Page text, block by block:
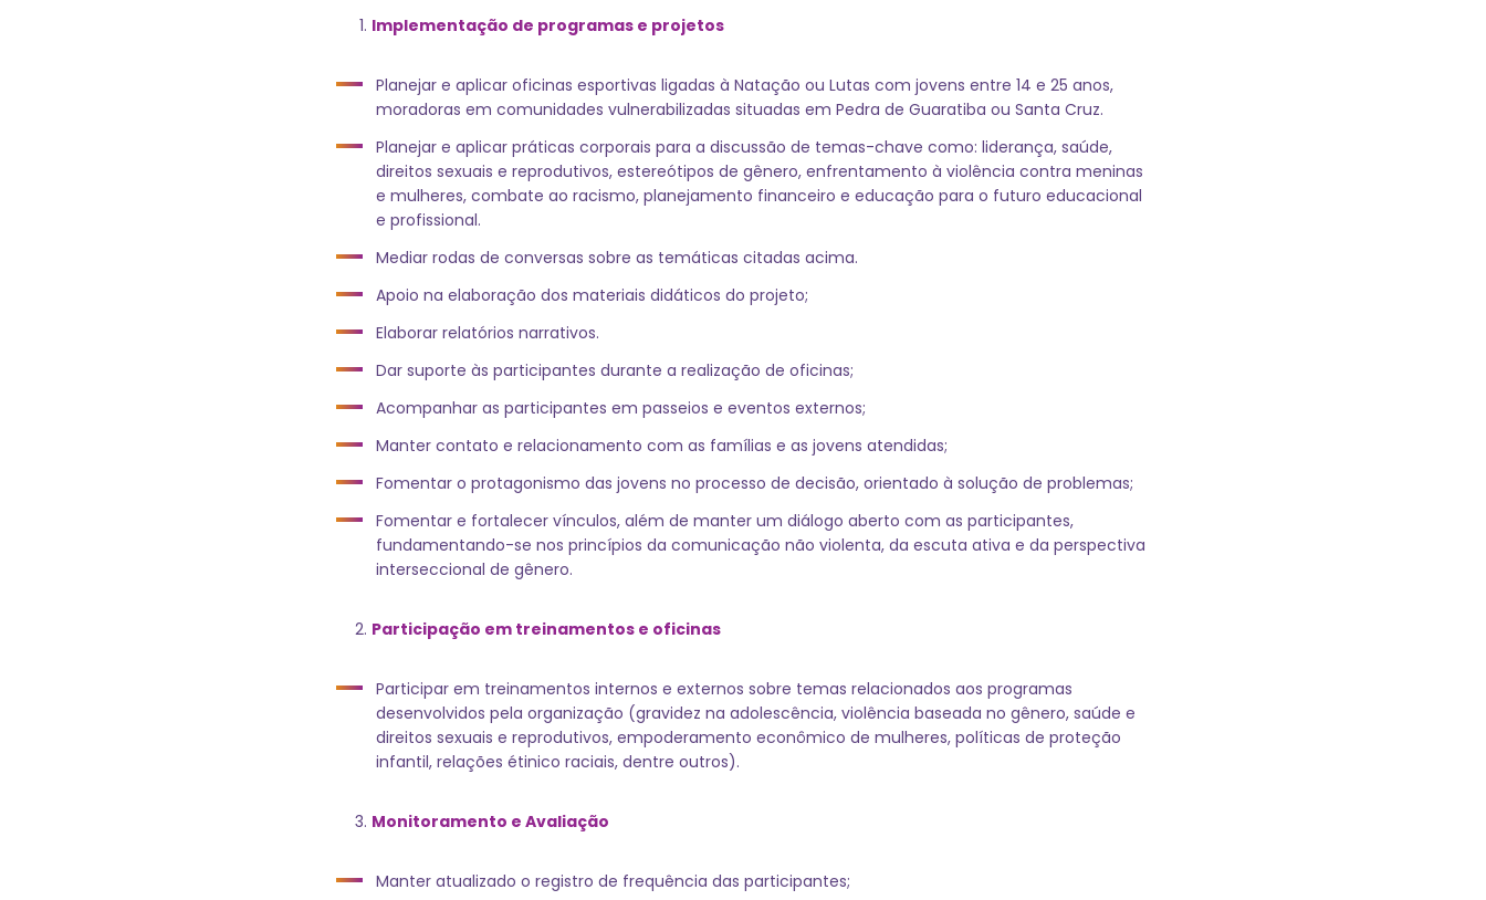
Implementação de programas e projetos
Planejar e aplicar oficinas esportivas ligadas à Natação ou Lutas com jovens entre 14 e 25 anos,
moradoras em comunidades vulnerabilizadas situadas em Pedra de Guaratiba ou Santa Cruz.
Planejar e aplicar práticas corporais para a discussão de temas-chave como: liderança, saúde,
direitos sexuais e reprodutivos, estereótipos de gênero, enfrentamento à violência contra meninas
e mulheres, combate ao racismo, planejamento financeiro e educação para o futuro educacional
e profissional.
Mediar rodas de conversas sobre as temáticas citadas acima.
Apoio na elaboração dos materiais didáticos do projeto;
Elaborar relatórios narrativos.
Dar suporte às participantes durante a realização de oficinas;
Acompanhar as participantes em passeios e eventos externos;
Manter contato e relacionamento com as famílias e as jovens atendidas;
Fomentar o protagonismo das jovens no processo de decisão, orientado à solução de problemas;
Fomentar e fortalecer vínculos, além de manter um diálogo aberto com as participantes,
fundamentando-se nos princípios da comunicação não violenta, da escuta ativa e da perspectiva
interseccional de gênero.
Participação em treinamentos e oficinas
Participar em treinamentos internos e externos sobre temas relacionados aos programas
desenvolvidos pela organização (gravidez na adolescência, violência baseada no gênero, saúde e
direitos sexuais e reprodutivos, empoderamento econômico de mulheres, políticas de proteção
infantil, relações étinico raciais, dentre outros).
Monitoramento e Avaliação
Manter atualizado o registro de frequência das participantes;